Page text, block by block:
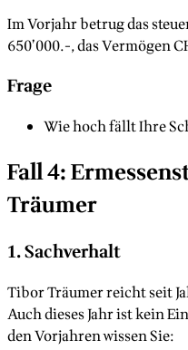
Im Vorjahr betrug das
650’000.-, das Vermögen
Frage
Wie hoch fällt Ihre
Fall 4:
Träumer
1. Sachverhalt
Tibor Träumer reicht seit
Auch dieses Jahr ist kein
den Vorjahren wissen Sie: